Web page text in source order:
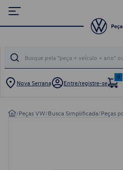
Nova Serrana Entre/registre-se
0
/Peças VW/Busca Simplificada/Peças